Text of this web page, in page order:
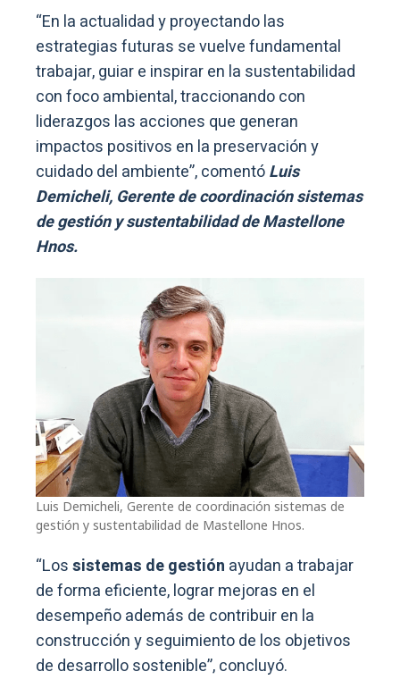
“En la actualidad y proyectando las
estrategias futuras se vuelve fundamental
trabajar, guiar e inspirar en la sustentabilidad
con foco ambiental, traccionando con
liderazgos las acciones que generan
impactos positivos en la preservación y
cuidado del ambiente”, comentóLuis
Demicheli, Gerente de coordinación sistemas
de gestión y sustentabilidad de Mastellone
Hnos.
Luis Demicheli, Gerente de coordinación sistemas de
gestión y sustentabilidad de Mastellone Hnos.
“Lossistemas de gestión ayudan a trabajar
de forma eficiente, lograr mejoras en el
desempeño además de contribuir en la
construcción y seguimiento de los objetivos
de desarrollo sostenible”, concluyó.